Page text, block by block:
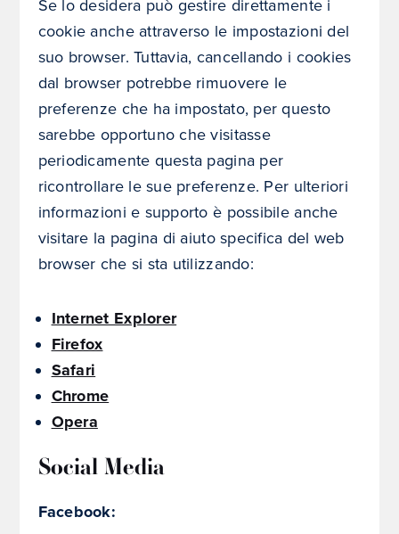
Se lo desidera può gestire direttamente i
cookie anche attraverso le impostazioni del
suo browser. Tuttavia, cancellando i cookies
dal browser potrebbe rimuovere le
preferenze che ha impostato, per questo
sarebbe opportuno che visitasse
periodicamente questa pagina per
ricontrollare le sue preferenze. Per ulteriori
informazioni e supporto è possibile anche
visitare la pagina di aiuto specifica del web
browser che si sta utilizzando:
Internet Explorer
Firefox
Safari
Chrome
Opera
Social Media
Facebook: